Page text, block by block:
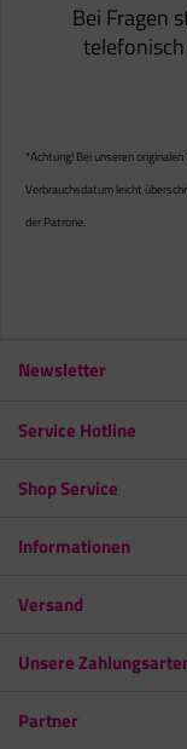
Bei Fragen
*Achtung! Bei unseren
Verbrauchsdatum leicht
der Patrone.
Newsletter
Service Hotline
Shop Service
Informationen
Versand
Unsere
Partner